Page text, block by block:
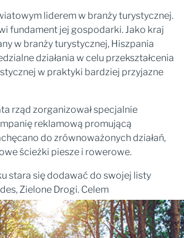
liderem w branży turystycznej.
fundament jej gospodarki. Jako kraj
w branży turystycznej, Hiszpania
działania w celu przekształcenia
w praktyki bardziej przyjazne
rząd zorganizował specjalnie
reklamową promującą
do zrównoważonych działań,
ścieżki piesze i rowerowe.
stara się dodawać do swojej listy
Zielone Drogi. Celem